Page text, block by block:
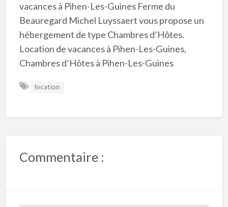
vacances à Pihen-Les-Guines Ferme du
Beauregard Michel Luyssaert vous propose un
hébergement de type Chambres d’Hôtes.
Location de vacances à Pihen-Les-Guines,
Chambres d’Hôtes à Pihen-Les-Guines
location
Commentaire :